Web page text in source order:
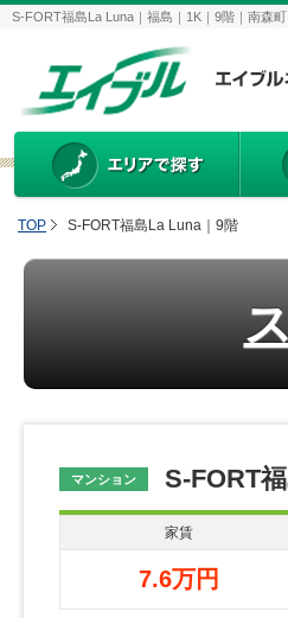
S-FORT福島La Luna｜福島｜1K｜9階｜南森
TOP S-FORT福島La Luna｜9階
マンション S-FORT
家賃
7.6万円